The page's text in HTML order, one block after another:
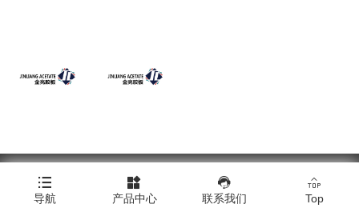
Copyright © 浙江金亮塑料胶板有限公司
Click here to download all product images.|技术支持：橙树网络

导航

产品中心

联系我们

Top